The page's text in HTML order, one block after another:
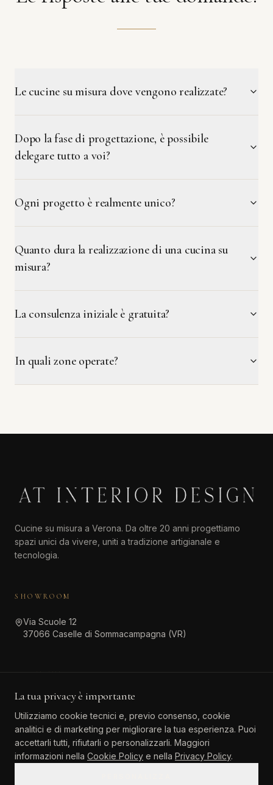
Le cucine su misura dove vengono realizzate?
Dopo la fase di progettazione, è possibile
delegare tutto a voi?
Ogni progetto è realmente unico?
Quanto dura la realizzazione di una cucina su
misura?
La consulenza iniziale è gratuita?
In quali zone operate?
Cucine su misura a Verona. Da oltre 20 anni progettiamo
spazi unici da vivere, uniti a tradizione artigianale e
tecnologia.
SHOWROOM
Via Scuole 12
37066 Caselle di Sommacampagna (VR)
045 511 6381
info@atinteriordesign.it
tarallo.agostino@pec.it
La tua privacy è importante
Utilizziamo cookie tecnici e, previo consenso, cookie
analitici e di marketing per migliorare la tua esperienza. Puoi
accettarli tutti, rifiutarli o personalizzarli. Maggiori
informazioni nella Cookie Policy e nella Privacy Policy.